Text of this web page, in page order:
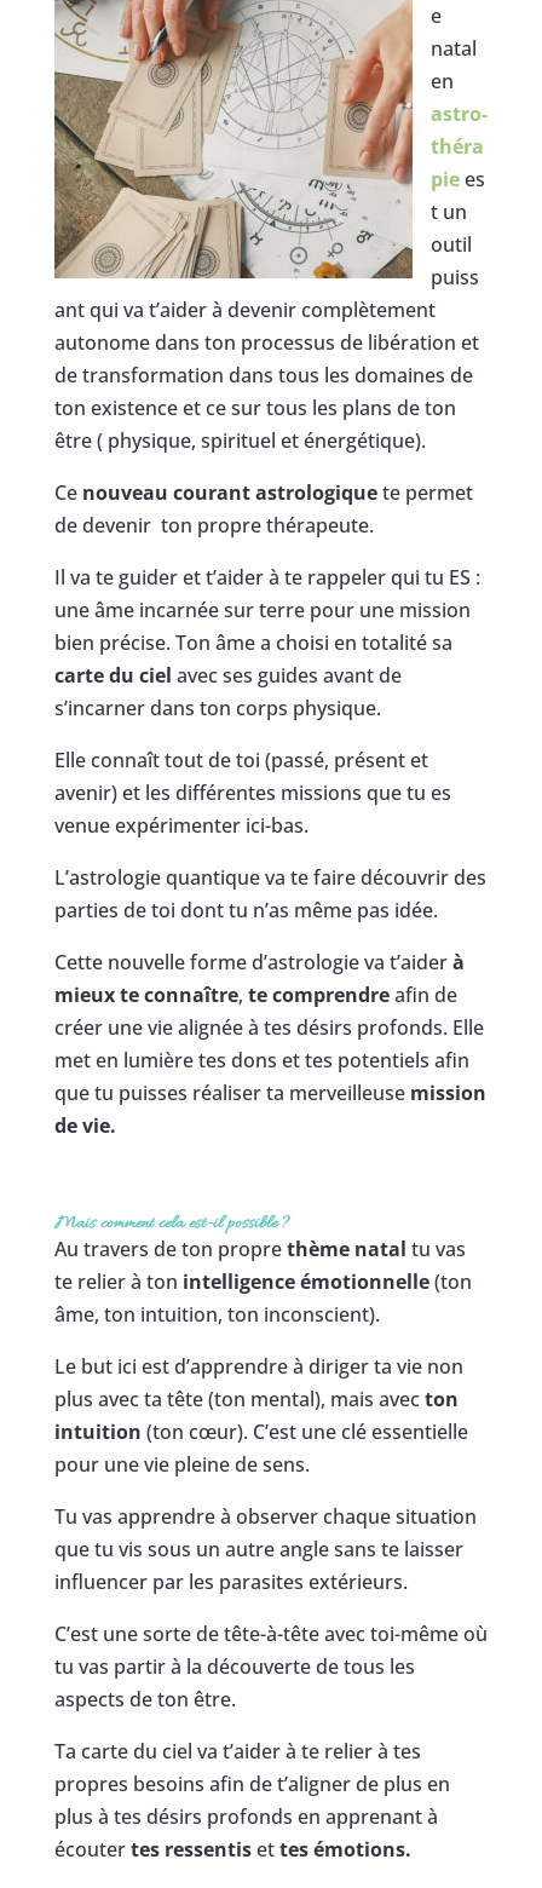
e
natal
en
astro-
théra
piees
t un
outil
puiss
ant qui va t’aider à devenir complètement
autonome dans ton processus de libération et
de transformation dans tous les domaines de
ton existence et ce sur tous les plans de ton
être ( physique, spirituel et énergétique).
Ce nouveau courant astrologiquete permet
de devenir ton propre thérapeute.
Il va te guider et t’aider à te rappeler qui tu ES :
une âme incarnée sur terre pour une mission
bien précise. Ton âme a choisi en totalité sa
carte du ciel avec ses guides avant de
s’incarner dans ton corps physique.
Elle connaît tout de toi (passé, présent et
avenir) et les différentes missions que tu es
venue expérimenter ici-bas.
L’astrologie quantique va te faire découvrir des
parties de toi dont tu n’as même pas idée.
Cette nouvelle forme d’astrologie va t’aiderà
mieux te connaître, te comprendreafin de
créer une vie alignée à tes désirs profonds. Elle
met en lumière tes dons et tes potentiels afin
que tu puisses réaliser ta merveilleuse mission
de vie.
Mais comment cela est-il possible ?
Au travers de ton proprethème natal tu vas
te relier à ton intelligence émotionnelle(ton
âme, ton intuition, ton inconscient).
Le but ici est d’apprendre à diriger ta vie non
plus avec ta tête (ton mental), mais avecton
intuition (ton cœur). C’est une clé essentielle
pour une vie pleine de sens.
Tu vas apprendre à observer chaque situation
que tu vis sous un autre angle sans te laisser
influencer par les parasites extérieurs.
C’est une sorte de tête-à-tête avec toi-même où
tu vas partir à la découverte de tous les
aspects de ton être.
Ta carte du ciel va t’aider à te relier à tes
propres besoins afin de t’aligner de plus en
plus à tes désirs profonds en apprenant à
écoutertes ressentisettes émotions.